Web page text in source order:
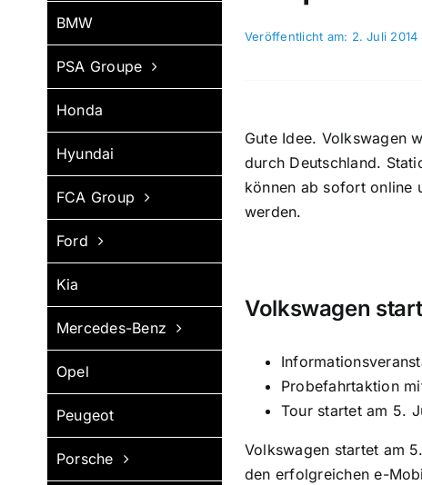
BMW
PSA Groupe
Honda
Hyundai
FCA Group
Ford
Kia
Mercedes-Benz
Opel
Peugeot
Porsche
Veröffentlicht am: 2. Juli 2014
Gute Idee. Volkswagen
durch Deutschland.
können ab sofort online
werden.
Volkswagen
Probefahrtaktion
Tour startet am 5.
Volkswagen startet am
den erfolgreichen e-